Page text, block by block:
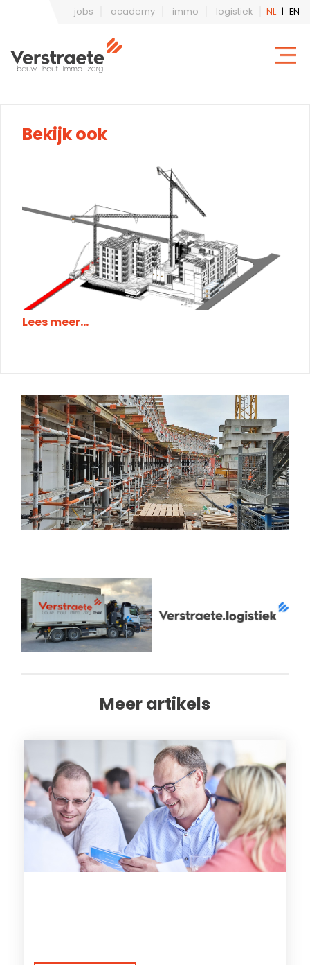
jobs academy immo logistiek NL | EN
Bekijk ook
Lees meer...
Meer artikels